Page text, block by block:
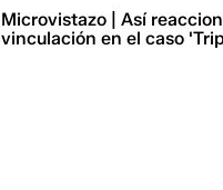
Microvistazo | Así
vinculación en el caso